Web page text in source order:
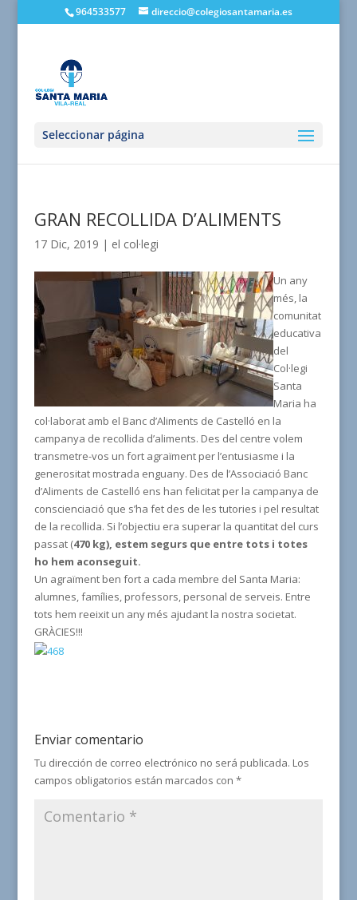
964533577 direccio@colegiosantamaria.es
Seleccionar página
GRAN RECOLLIDA D’ALIMENTS
17 Dic, 2019 | el col·legi
Un any
més, la
comunitat
educativa
del
Col·legi
Santa
Maria ha
col·laborat amb el Banc d’Aliments de Castelló en la
campanya de recollida d’aliments. Des del centre volem
transmetre-vos un fort agraïment per l’entusiasme i la
generositat mostrada enguany. Des de l’Associació Banc
d’Aliments de Castelló ens han felicitat per la campanya de
conscienciació que s’ha fet des de les tutories i pel resultat
de la recollida. Si l’objectiu era superar la quantitat del curs
passat (470 kg), estem segurs que entre tots i totes
ho hem aconseguit.
Un agraïment ben fort a cada membre del Santa Maria:
alumnes, famílies, professors, personal de serveis. Entre
tots hem reeixit un any més ajudant la nostra societat.
GRÀCIES!!!
Enviar comentario
Tu dirección de correo electrónico no será publicada. Los
campos obligatorios están marcados con *